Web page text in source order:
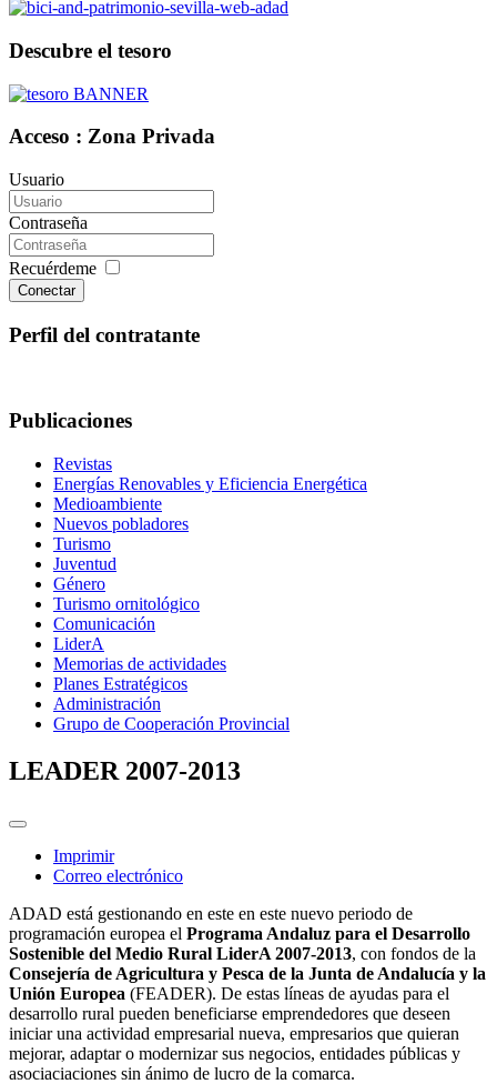
Descubre el tesoro
Acceso : Zona Privada
Usuario
Contraseña
Recuérdeme
Conectar
Perfil del contratante
Publicaciones
Revistas
Energías Renovables y Eficiencia Energética
Medioambiente
Nuevos pobladores
Turismo
Juventud
Género
Turismo ornitológico
Comunicación
LiderA
Memorias de actividades
Planes Estratégicos
Administración
Grupo de Cooperación Provincial
LEADER 2007-2013
Imprimir
Correo electrónico
ADAD está gestionando en este en este nuevo periodo de
programación europea el Programa Andaluz para el Desarrollo
Sostenible del Medio Rural LiderA 2007-2013, con fondos de la
Consejería de Agricultura y Pesca de la Junta de Andalucía y la
Unión Europea (FEADER). De estas líneas de ayudas para el
desarrollo rural pueden beneficiarse emprendedores que deseen
iniciar una actividad empresarial nueva, empresarios que quieran
mejorar, adaptar o modernizar sus negocios, entidades públicas y
asociaciaciones sin ánimo de lucro de la comarca.